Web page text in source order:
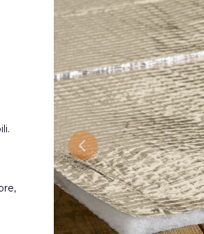
Previous